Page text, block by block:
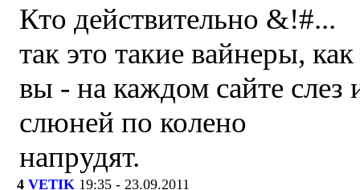
Кто действительно &!#...
так это такие вайнеры, как
вы - на каждом сайте слез
слюней по колено
напрудят.
4 VETIK 19:35 - 23.09.2011